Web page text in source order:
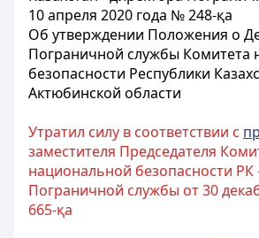
10 апреля 2020 года № 248-қа
Об утверждении Положения о
Пограничной службы Комитета
безопасности Республики
Актюбинской области
Утратил силу в соответствии с
заместителя Председателя
национальной безопасности РК
Пограничной службы от 30
665-қа